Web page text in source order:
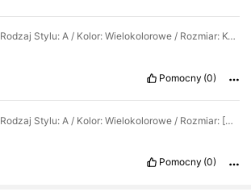
Rodzaj Stylu: A / Kolor: Wielokolorowe / Rozmiar: Kwadratowy, bardzo dobrze izolowany parasol przeciwsłoneczny (nie parasol)
Pomocny (0)
Rodzaj Stylu: A / Kolor: Wielokolorowe / Rozmiar: [Wersja tytanowo-srebrna] Parasol przeciwsłoneczny UPF200+ (90% izolacji cieplnej)
Pomocny (0)